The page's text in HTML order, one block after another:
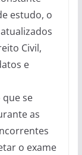
estudo, o
Civil,
e
se
as
o exame